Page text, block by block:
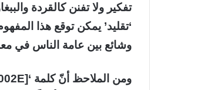
تفكير ولا تفنن كالقردة
‘تقليد’ يمكن توقع هذا
وشائع بين عامة الناس في